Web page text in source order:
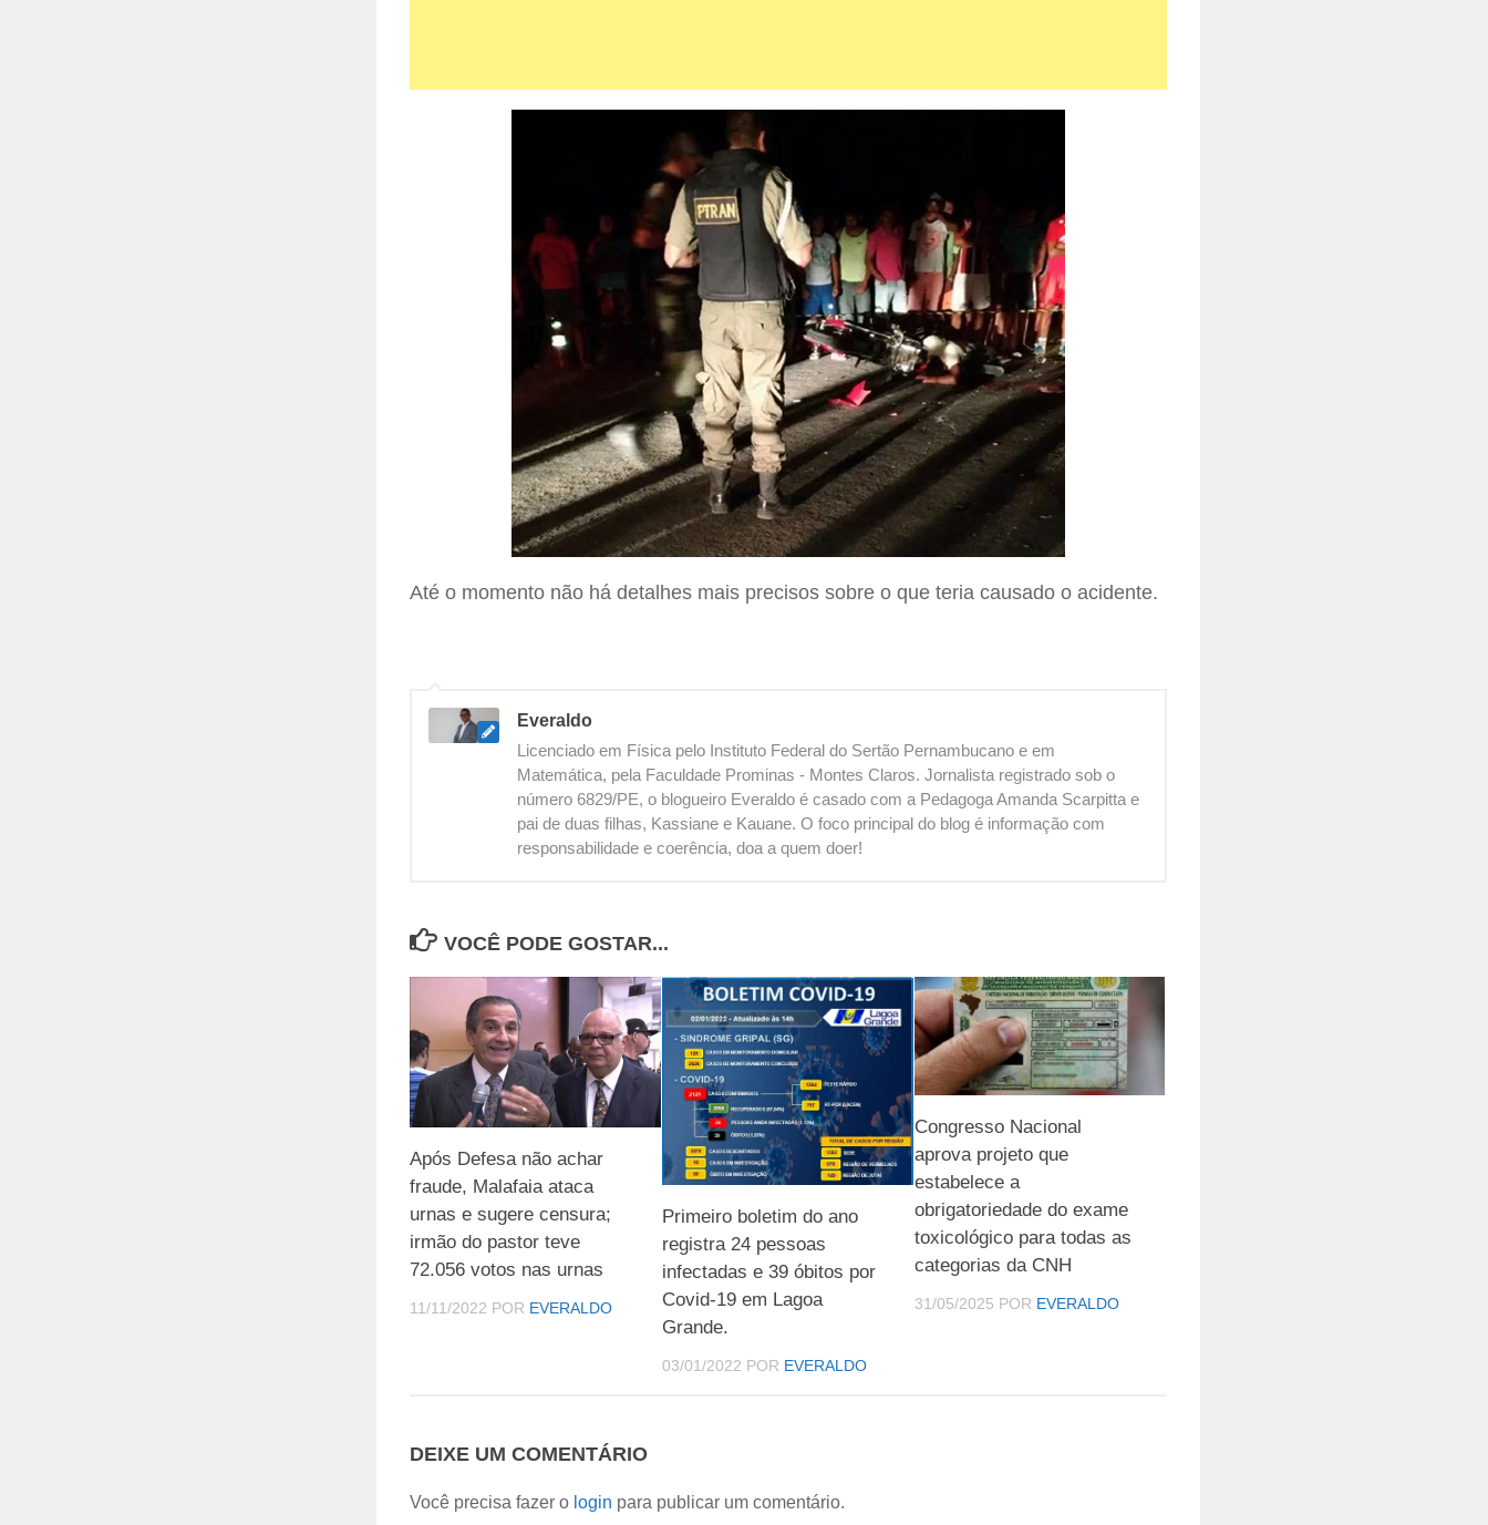
Até o momento não há detalhes mais precisos sobre o que teria causado o acidente.
Everaldo
Licenciado em Física pelo Instituto Federal do Sertão Pernambucano e em
Matemática, pela Faculdade Prominas - Montes Claros. Jornalista registrado sob o
número 6829/PE, o blogueiro Everaldo é casado com a Pedagoga Amanda Scarpitta e
pai de duas filhas, Kassiane e Kauane. O foco principal do blog é informação com
responsabilidade e coerência, doa a quem doer!
VOCÊ PODE GOSTAR...
Após Defesa não achar
fraude, Malafaia ataca
urnas e sugere censura;
irmão do pastor teve
72.056 votos nas urnas
11/11/2022 POR EVERALDO
Primeiro boletim do ano
registra 24 pessoas
infectadas e 39 óbitos por
Covid-19 em Lagoa
Grande.
03/01/2022 POR EVERALDO
Congresso Nacional
aprova projeto que
estabelece a
obrigatoriedade do exame
toxicológico para todas as
categorias da CNH
31/05/2025 POR EVERALDO
DEIXE UM COMENTÁRIO
Você precisa fazer o login para publicar um comentário.